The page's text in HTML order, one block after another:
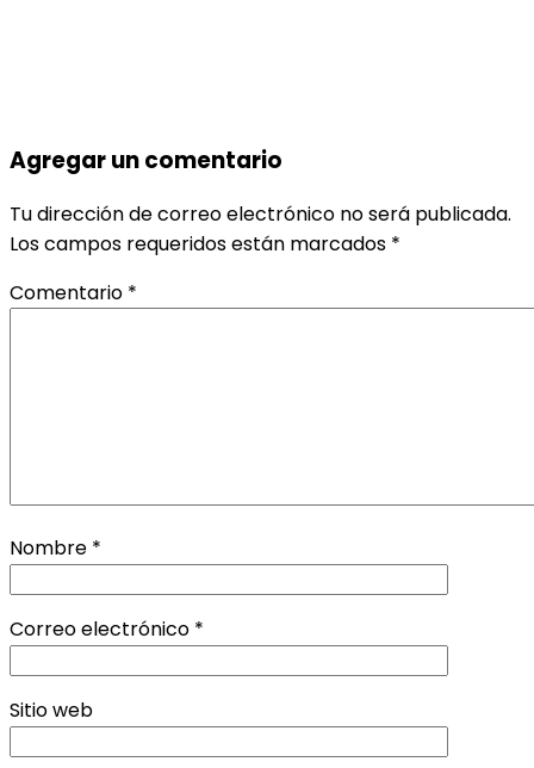
Agregar un comentario
Tu dirección de correo electrónico no será publicada.
Los campos requeridos están marcados *
Comentario *
Nombre *
Correo electrónico *
Sitio web